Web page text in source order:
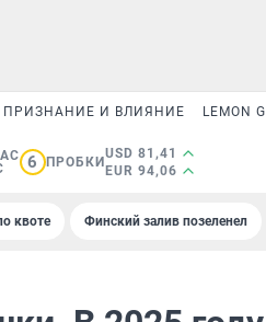
ПРИЗНАНИЕ И ВЛИЯНИЕ LEMON
6 ПРОБКИ
USD 81,41
EUR 94,06
квоте Финский залив позеленел